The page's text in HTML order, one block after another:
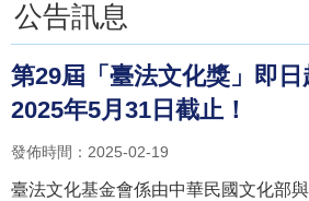
公告訊息
第29屆「臺法文化獎」即
2025年5月31日截止！
發佈時間：2025-02-19
臺法文化基金會係由中華民國文化部